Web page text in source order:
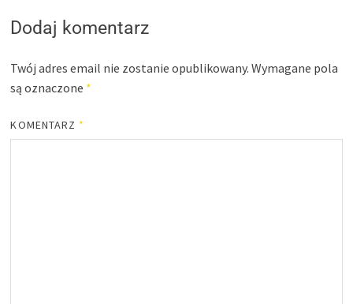
Dodaj komentarz
Twój adres email nie zostanie opublikowany. Wymagane pola
są oznaczone *
KOMENTARZ *